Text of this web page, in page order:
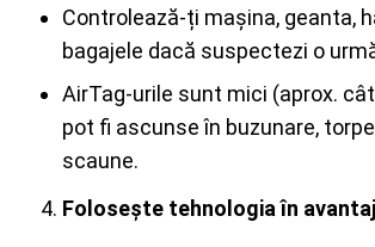
Controlează-ți mașina, geanta,
bagajele dacă suspectezi o
AirTag-urile sunt mici (aprox.
pot fi ascunse în buzunare,
scaune.
Folosește tehnologia în